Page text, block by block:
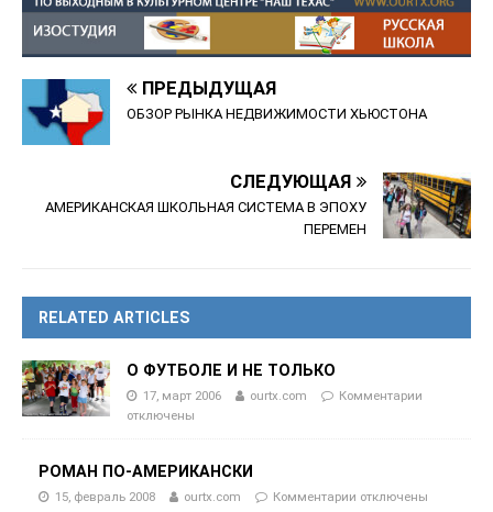
ПРЕДЫДУЩАЯ
ОБЗОР РЫНКА НЕДВИЖИМОСТИ ХЬЮСТОНА
СЛЕДУЮЩАЯ
АМЕРИКАНСКАЯ ШКОЛЬНАЯ СИСТЕМА В ЭПОХУ
ПЕРЕМЕН
RELATED ARTICLES
О ФУТБОЛЕ И НЕ ТОЛЬКО
17, март 2006 ourtx.com
Комментарии
отключены
РОМАН ПО-АМЕРИКАНСКИ
15, февраль 2008 ourtx.com Комментарии отключены